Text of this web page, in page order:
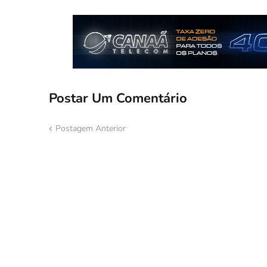
Postar Um Comentário
Postagem Anterior